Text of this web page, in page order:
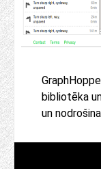
bibliotēka
un